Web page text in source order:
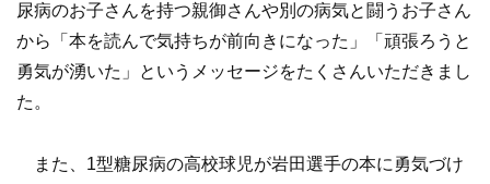
尿病のお子さんを持つ親御さんや別の病気と闘うお子さん
から「本を読んで気持ちが前向きになった」「頑張ろうと
勇気が湧いた」というメッセージをたくさんいただきまし
た。
また、1型糖尿病の高校球児が岩田選手の本に勇気づけ